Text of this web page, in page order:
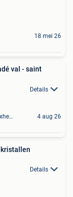
18 mei 26
val - saint
Details
Barchon + Partie De Cerexhe - Heuseux, De Evegnee - Tignee 4 aug 26
Details